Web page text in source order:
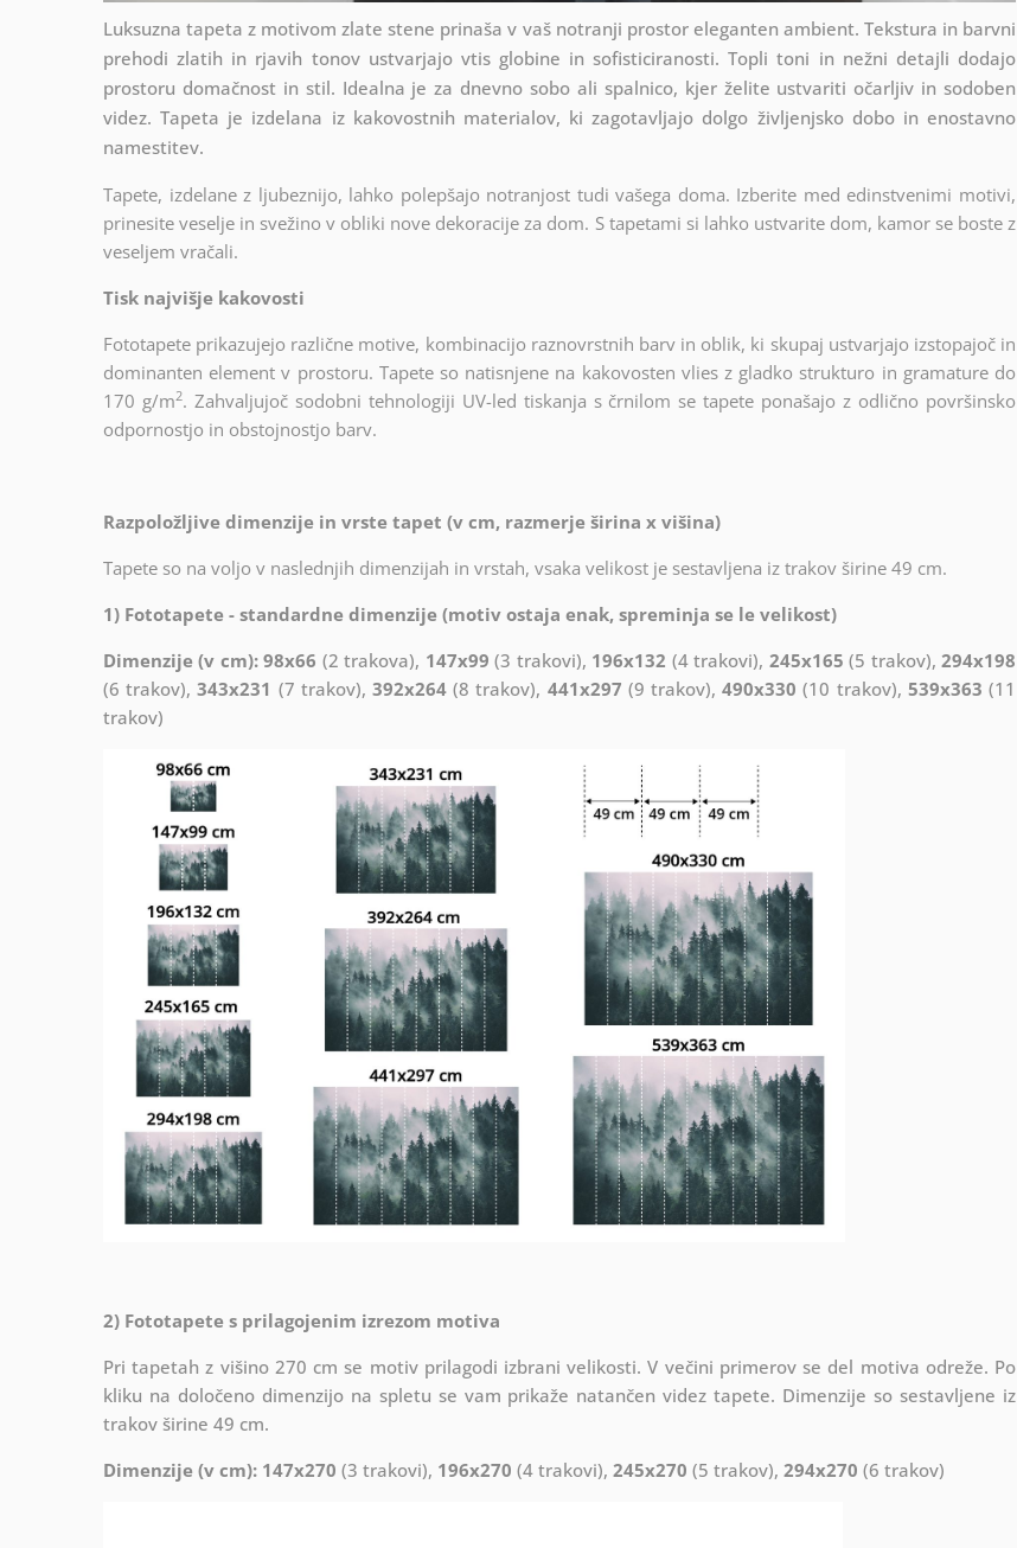
Luksuzna tapeta z motivom zlate stene prinaša v vaš notranji prostor eleganten ambient. Tekstura in barvni
prehodi zlatih in rjavih tonov ustvarjajo vtis globine in sofisticiranosti. Topli toni in nežni detajli dodajo
prostoru domačnost in stil. Idealna je za dnevno sobo ali spalnico, kjer želite ustvariti očarljiv in sodoben
videz. Tapeta je izdelana iz kakovostnih materialov, ki zagotavljajo dolgo življenjsko dobo in enostavno
namestitev.
Tapete, izdelane z ljubeznijo, lahko polepšajo notranjost tudi vašega doma. Izberite med edinstvenimi motivi,
prinesite veselje in svežino v obliki nove dekoracije za dom. S tapetami si lahko ustvarite dom, kamor se boste z
veseljem vračali.
Tisk najvišje kakovosti
Fototapete prikazujejo različne motive, kombinacijo raznovrstnih barv in oblik, ki skupaj ustvarjajo izstopajoč in
dominanten element v prostoru. Tapete so natisnjene na kakovosten vlies z gladko strukturo in gramature do
170 g/m2. Zahvaljujoč sodobni tehnologiji UV-led tiskanja s črnilom se tapete ponašajo z odlično površinsko
odpornostjo in obstojnostjo barv.
Razpoložljive dimenzije in vrste tapet (v cm, razmerje širina x višina)
Tapete so na voljo v naslednjih dimenzijah in vrstah, vsaka velikost je sestavljena iz trakov širine 49 cm.
1) Fototapete - standardne dimenzije (motiv ostaja enak, spreminja se le velikost)
Dimenzije (v cm): 98x66 (2 trakova), 147x99 (3 trakovi), 196x132 (4 trakovi), 245x165 (5 trakov),294x198
(6 trakov),343x231 (7 trakov),392x264 (8 trakov), 441x297 (9 trakov),490x330 (10 trakov), 539x363 (11
trakov)
2) Fototapete s prilagojenim izrezom motiva
Pri tapetah z višino 270 cm se motiv prilagodi izbrani velikosti. V večini primerov se del motiva odreže. Po
kliku na določeno dimenzijo na spletu se vam prikaže natančen videz tapete. Dimenzije so sestavljene iz
trakov širine 49 cm.
Dimenzije (v cm): 147x270 (3 trakovi), 196x270 (4 trakovi), 245x270 (5 trakov), 294x270 (6 trakov)